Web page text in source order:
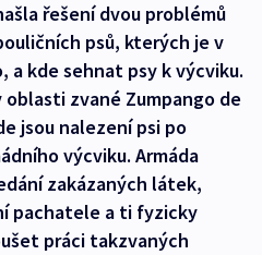
řešení dvou problémů
psů, kterých je v
a kde sehnat psy k výcviku.
zvané Zumpango de
jsou nalezení psi po
výcviku. Armáda
zakázaných látek,
pachatele a ti fyzicky
práci takzvaných